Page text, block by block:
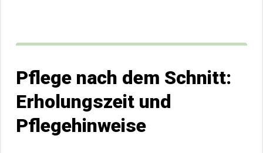
Pflege nach dem Schnitt:
Erholungszeit und
Pflegehinweise